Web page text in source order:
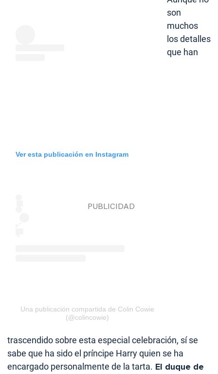
Ver esta publicación en Instagram
Una publicación compartida de Colin Cowie
(@colincowie)
son
muchos
los detalles
que han
trascendido sobre esta especial celebración, sí se
sabe que ha sido el príncipe Harry quien se ha
encargado personalmente de la tarta. El duque de